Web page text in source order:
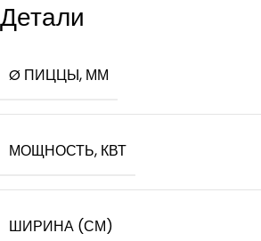
Детали
Ø ПИЦЦЫ, ММ
МОЩНОСТЬ, КВТ
ШИРИНА (СМ)